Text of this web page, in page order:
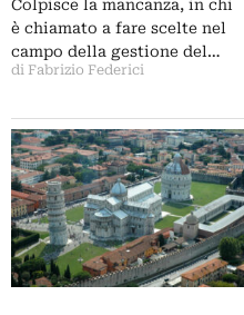
Colpisce la mancanza, in chi
è chiamato a fare scelte nel
campo della gestione del…
di Fabrizio Federici